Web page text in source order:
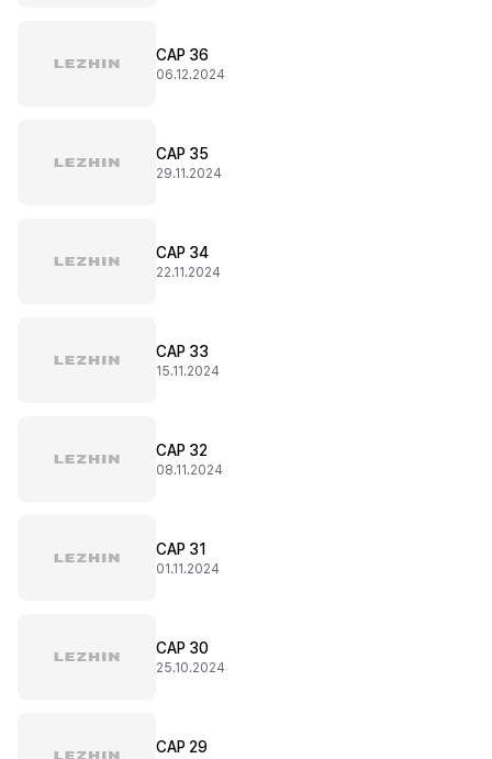
CAP 36
06.12.2024
CAP 35
29.11.2024
CAP 34
22.11.2024
CAP 33
15.11.2024
CAP 32
08.11.2024
CAP 31
01.11.2024
CAP 30
25.10.2024
CAP 29